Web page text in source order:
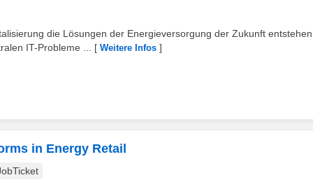
die Lösungen der Energieversorgung der Zukunft entstehen
IT-Probleme ...
[ Weitere Infos ]
in Energy Retail